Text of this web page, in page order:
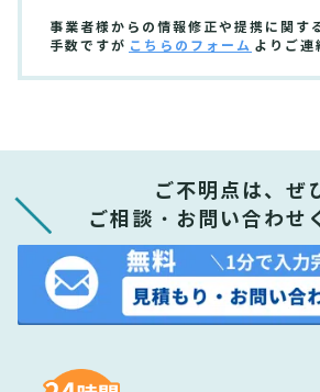
事業者様からの情報修正や提携に関す
手数ですが こちらのフォーム よりご連
ご不明点は、ぜ
ご相談・お問い合わせ